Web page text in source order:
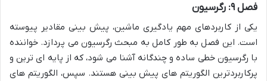
فصل ۹: رگرسیون
یکی از کاربردهای مهم یادگیری ماشین، پیش بینی مقادیر پیوسته
است. این فصل به طور کامل به مبحث رگرسیون می پردازد. خواننده
با رگرسیون خطی ساده و چندگانه آشنا می شود، که از پایه ای ترین و
پرکاربردترین الگوریتم های پیش بینی هستند. سپس، الگوریتم های